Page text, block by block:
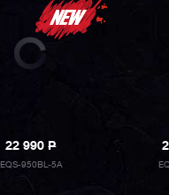
22 990P
EQS-950BL-5A